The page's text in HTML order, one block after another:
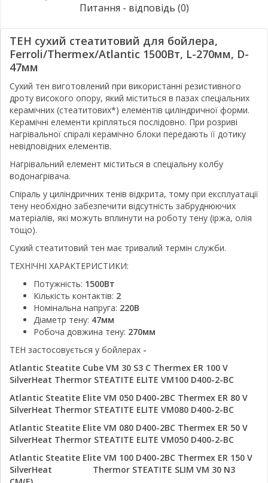
Питання - відповідь (0)
ТЕН сухий стеатитовий для бойлера,
Ferroli/Thermex/Atlantic 1500Вт, L-270мм, D-
47мм
Сухий тен виготовлений при використанні резистивного
дроту високого опору, який міститься в пазах спеціальних
керамічних (стеатитових*) елементів циліндричної форми.
Керамічні елементи кріпляться послідовно. При розриві
нагрівальної спіралі керамічно блоки передають її дотику
невідповідних елементів.
Нагрівальний елемент міститься в спеціальну колбу
водонагрівача.
Спіраль у циліндричних тенів відкрита, тому при експлуатації
тену необхідно забезпечити відсутність забруднюючих
матеріалів, які можуть вплинути на роботу тену (іржа, олія
тощо).
Сухий стеатитовий тен має тривалий термін служби.
ТЕХНІЧНІ ХАРАКТЕРИСТИКИ:
Потужність: 1500Вт
Кількість контактів: 2
Номінальна напруга: 220В
Діаметр тену: 47мм
Робоча довжина тену: 270мм
ТЕН застосовується у бойлерах -
Atlantic Steatite Cube VM 30 S3 C Thermex ER 100 V
SilverHeat Thermor STEATITE ELITE VM100 D400-2-BC
Atlantic Steatite Elite VM 050 D400-2BC Thermex ER 80 V
SilverHeat Thermor STEATITE ELITE VM080 D400-2-BC
Atlantic Steatite Elite VM 080 D400-2BC Thermex ER 50 V
SilverHeat Thermor STEATITE ELITE VM050 D400-2-BC
Atlantic Steatite Elite VM 100 D400-2BC Thermex ER 150 V
SilverHeat
Thermor STEATITE SLIM VM 30 N3